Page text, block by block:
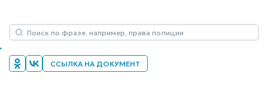
ССЫЛКА НА ДОКУМЕНТ